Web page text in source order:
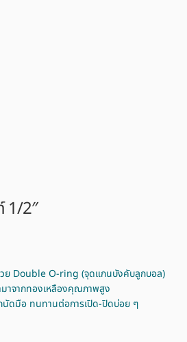
1/2″
ย Double O-ring (จุดแกนบังคับลูกบอล)
าจากทองเหลืองคุณภาพสูง
นัดมือ ทนทานต่อการเปิด-ปิดบ่อย ๆ